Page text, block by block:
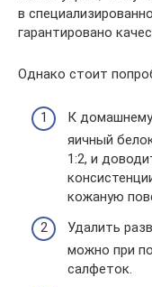
в
гарантировано
Однако стоит
К
яичный
1:2, и
кожаную
Удалить
можно при
салфеток.